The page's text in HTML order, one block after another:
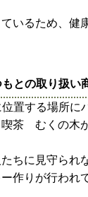
いるため、健
との取り扱い
置する場所に
茶 むくの木
ちに見守られ
作りが行われ